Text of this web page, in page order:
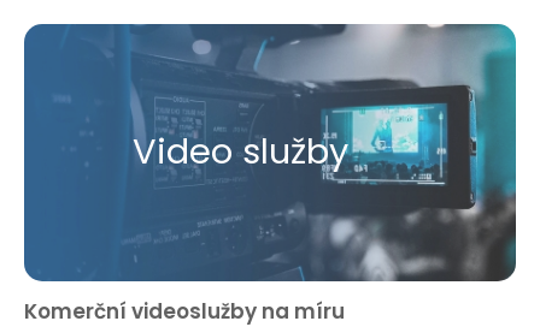
Video služby
Komerční videoslužby na míru